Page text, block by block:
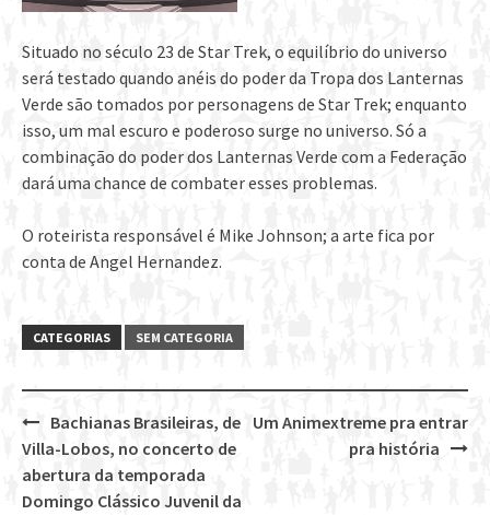
Situado no século 23 de Star Trek, o equilíbrio do universo
será testado quando anéis do poder da Tropa dos Lanternas
Verde são tomados por personagens de Star Trek; enquanto
isso, um mal escuro e poderoso surge no universo. Só a
combinação do poder dos Lanternas Verde com a Federação
dará uma chance de combater esses problemas.
O roteirista responsável é Mike Johnson; a arte fica por
conta de Angel Hernandez.
CATEGORIAS SEM CATEGORIA
Post
navigation
Um Animextreme pra entrar
pra história
Bachianas Brasileiras, de
Villa-Lobos, no concerto de
abertura da temporada
Domingo Clássico Juvenil da